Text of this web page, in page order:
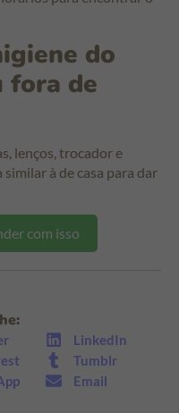
do
fora de
lenços, trocador e
à de casa para dar
com isso
LinkedIn
Tumblr
Email